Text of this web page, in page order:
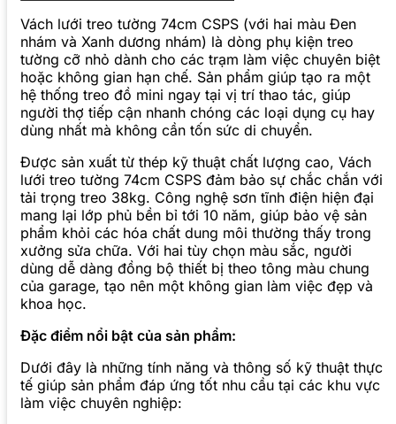
Vách lưới treo tường 74cm CSPS (với hai màu Đen
nhám và Xanh dương nhám) là dòng phụ kiện treo
tường cỡ nhỏ dành cho các trạm làm việc chuyên biệt
hoặc không gian hạn chế. Sản phẩm giúp tạo ra một
hệ thống treo đồ mini ngay tại vị trí thao tác, giúp
người thợ tiếp cận nhanh chóng các loại dụng cụ hay
dùng nhất mà không cần tốn sức di chuyển.
Được sản xuất từ thép kỹ thuật chất lượng cao, Vách
lưới treo tường 74cm CSPS đảm bảo sự chắc chắn với
tải trọng treo 38kg. Công nghệ sơn tĩnh điện hiện đại
mang lại lớp phủ bền bỉ tới 10 năm, giúp bảo vệ sản
phẩm khỏi các hóa chất dung môi thường thấy trong
xưởng sửa chữa. Với hai tùy chọn màu sắc, người
dùng dễ dàng đồng bộ thiết bị theo tông màu chung
của garage, tạo nên một không gian làm việc đẹp và
khoa học.
Đặc điểm nổi bật của sản phẩm:
Dưới đây là những tính năng và thông số kỹ thuật thực
tế giúp sản phẩm đáp ứng tốt nhu cầu tại các khu vực
làm việc chuyên nghiệp: